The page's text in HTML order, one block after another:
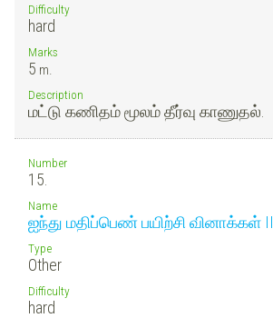
Difficulty
hard
Marks
5 m.
Description
மட்டு கணிதம் மூலம் தீர்வு காணுதல்.
Number
15.
Name
ஐந்து மதிப்பெண் பயிற்சி வினாக்கள் II
Type
Other
Difficulty
hard